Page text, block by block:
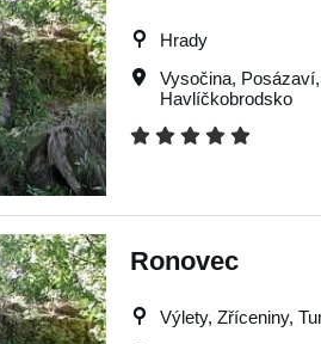
Hrady
Vysočina, Posázaví
Havlíčkobrodsko
Ronovec
Výlety, Zříceniny,